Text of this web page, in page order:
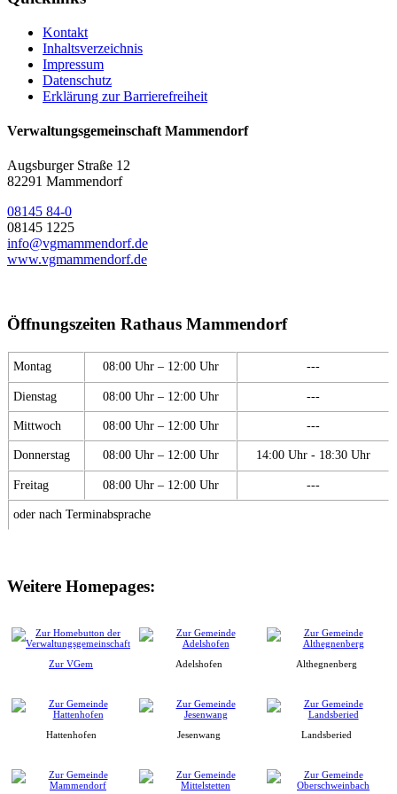
Kontakt
Inhaltsverzeichnis
Impressum
Datenschutz
Erklärung zur Barrierefreiheit
Verwaltungsgemeinschaft Mammendorf
Augsburger Straße 12
82291 Mammendorf
08145 84-0
08145 1225
info@vgmammendorf.de
www.vgmammendorf.de
Öffnungszeiten Rathaus Mammendorf
Montag 08:00 Uhr – 12:00 Uhr ---
Dienstag 08:00 Uhr – 12:00 Uhr ---
Mittwoch 08:00 Uhr – 12:00 Uhr ---
Donnerstag 08:00 Uhr – 12:00 Uhr 14:00 Uhr - 18:30 Uhr
Freitag 08:00 Uhr – 12:00 Uhr ---
oder nach Terminabsprache
Weitere Homepages:
Zur VGem Adelshofen Althegnenberg
Hattenhofen Jesenwang Landsberied